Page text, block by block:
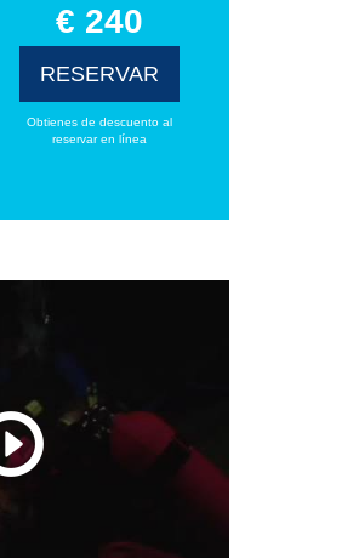
€ 240
RESERVAR
Obtienes de descuento al
reservar en línea